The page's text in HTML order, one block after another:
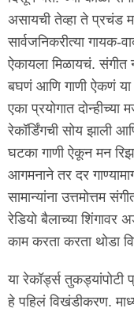
असायची तेव्हा ते प्रचंड
सार्वजनिकरीत्या
ऐकायला मिळायचं. संगीत
बघणं आणि गाणी ऐकणं या
एका प्रयोगात दोन्हीच्या
रेकॉर्डिंगची सोय झाली
घटका गाणी ऐकून मन
आगमनाने तर दर
सामान्यांना उत्तमोत्तम
रेडियो बैलाच्या शिंगावर
काम करता करता थोडा
या रेकॉर्ड्स तुकड्यांपोटी
हे पहिलं विखंडीकरण.